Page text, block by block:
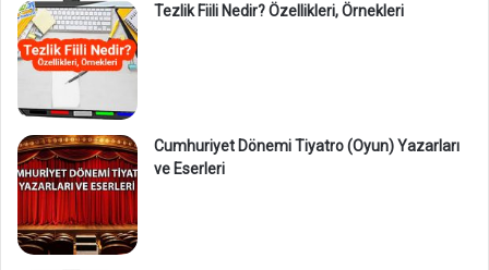
Tezlik Fiili Nedir? Özellikleri, Örnekleri
Cumhuriyet Dönemi Tiyatro (Oyun) Yazarları
ve Eserleri